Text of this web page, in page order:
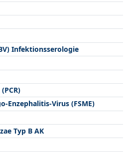
Infektionsserologie
Enzephalitis-Virus (FSME)
Typ B AK